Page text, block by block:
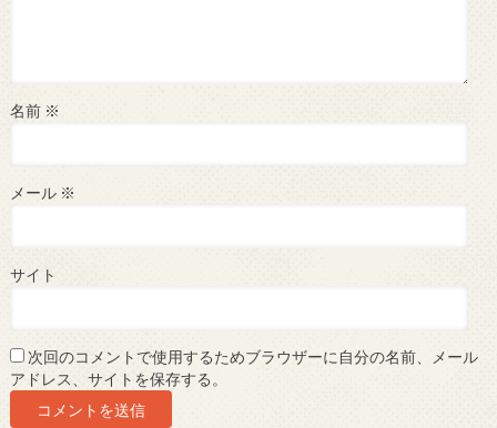
名前 ※
メール ※
サイト
次回のコメントで使用するためブラウザーに自分の名前、メール
アドレス、サイトを保存する。